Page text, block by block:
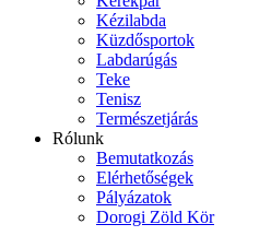
Kézilabda
Küzdősportok
Labdarúgás
Teke
Tenisz
Természetjárás
Rólunk
Bemutatkozás
Elérhetőségek
Pályázatok
Dorogi Zöld Kör